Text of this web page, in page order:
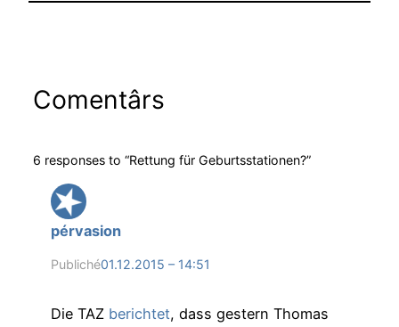
Comentârs
6 responses to “Rettung für Geburtsstationen?”
pérvasion
Publiché01.12.2015 – 14:51
Die TAZ berichtet, dass gestern Thomas